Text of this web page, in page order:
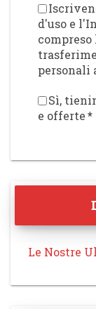
d'uso e
personali
Sì,
e offerte*
Le Nostre